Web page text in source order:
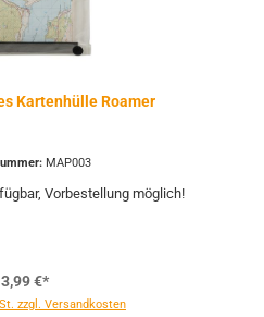
Kartenhülle Roamer
MAP003
Vorbestellung möglich!
€*
zzgl. Versandkosten